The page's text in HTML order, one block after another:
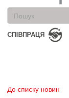
Пошукова
форма
Пошук
СПІВПРАЦЯ
До списку новин